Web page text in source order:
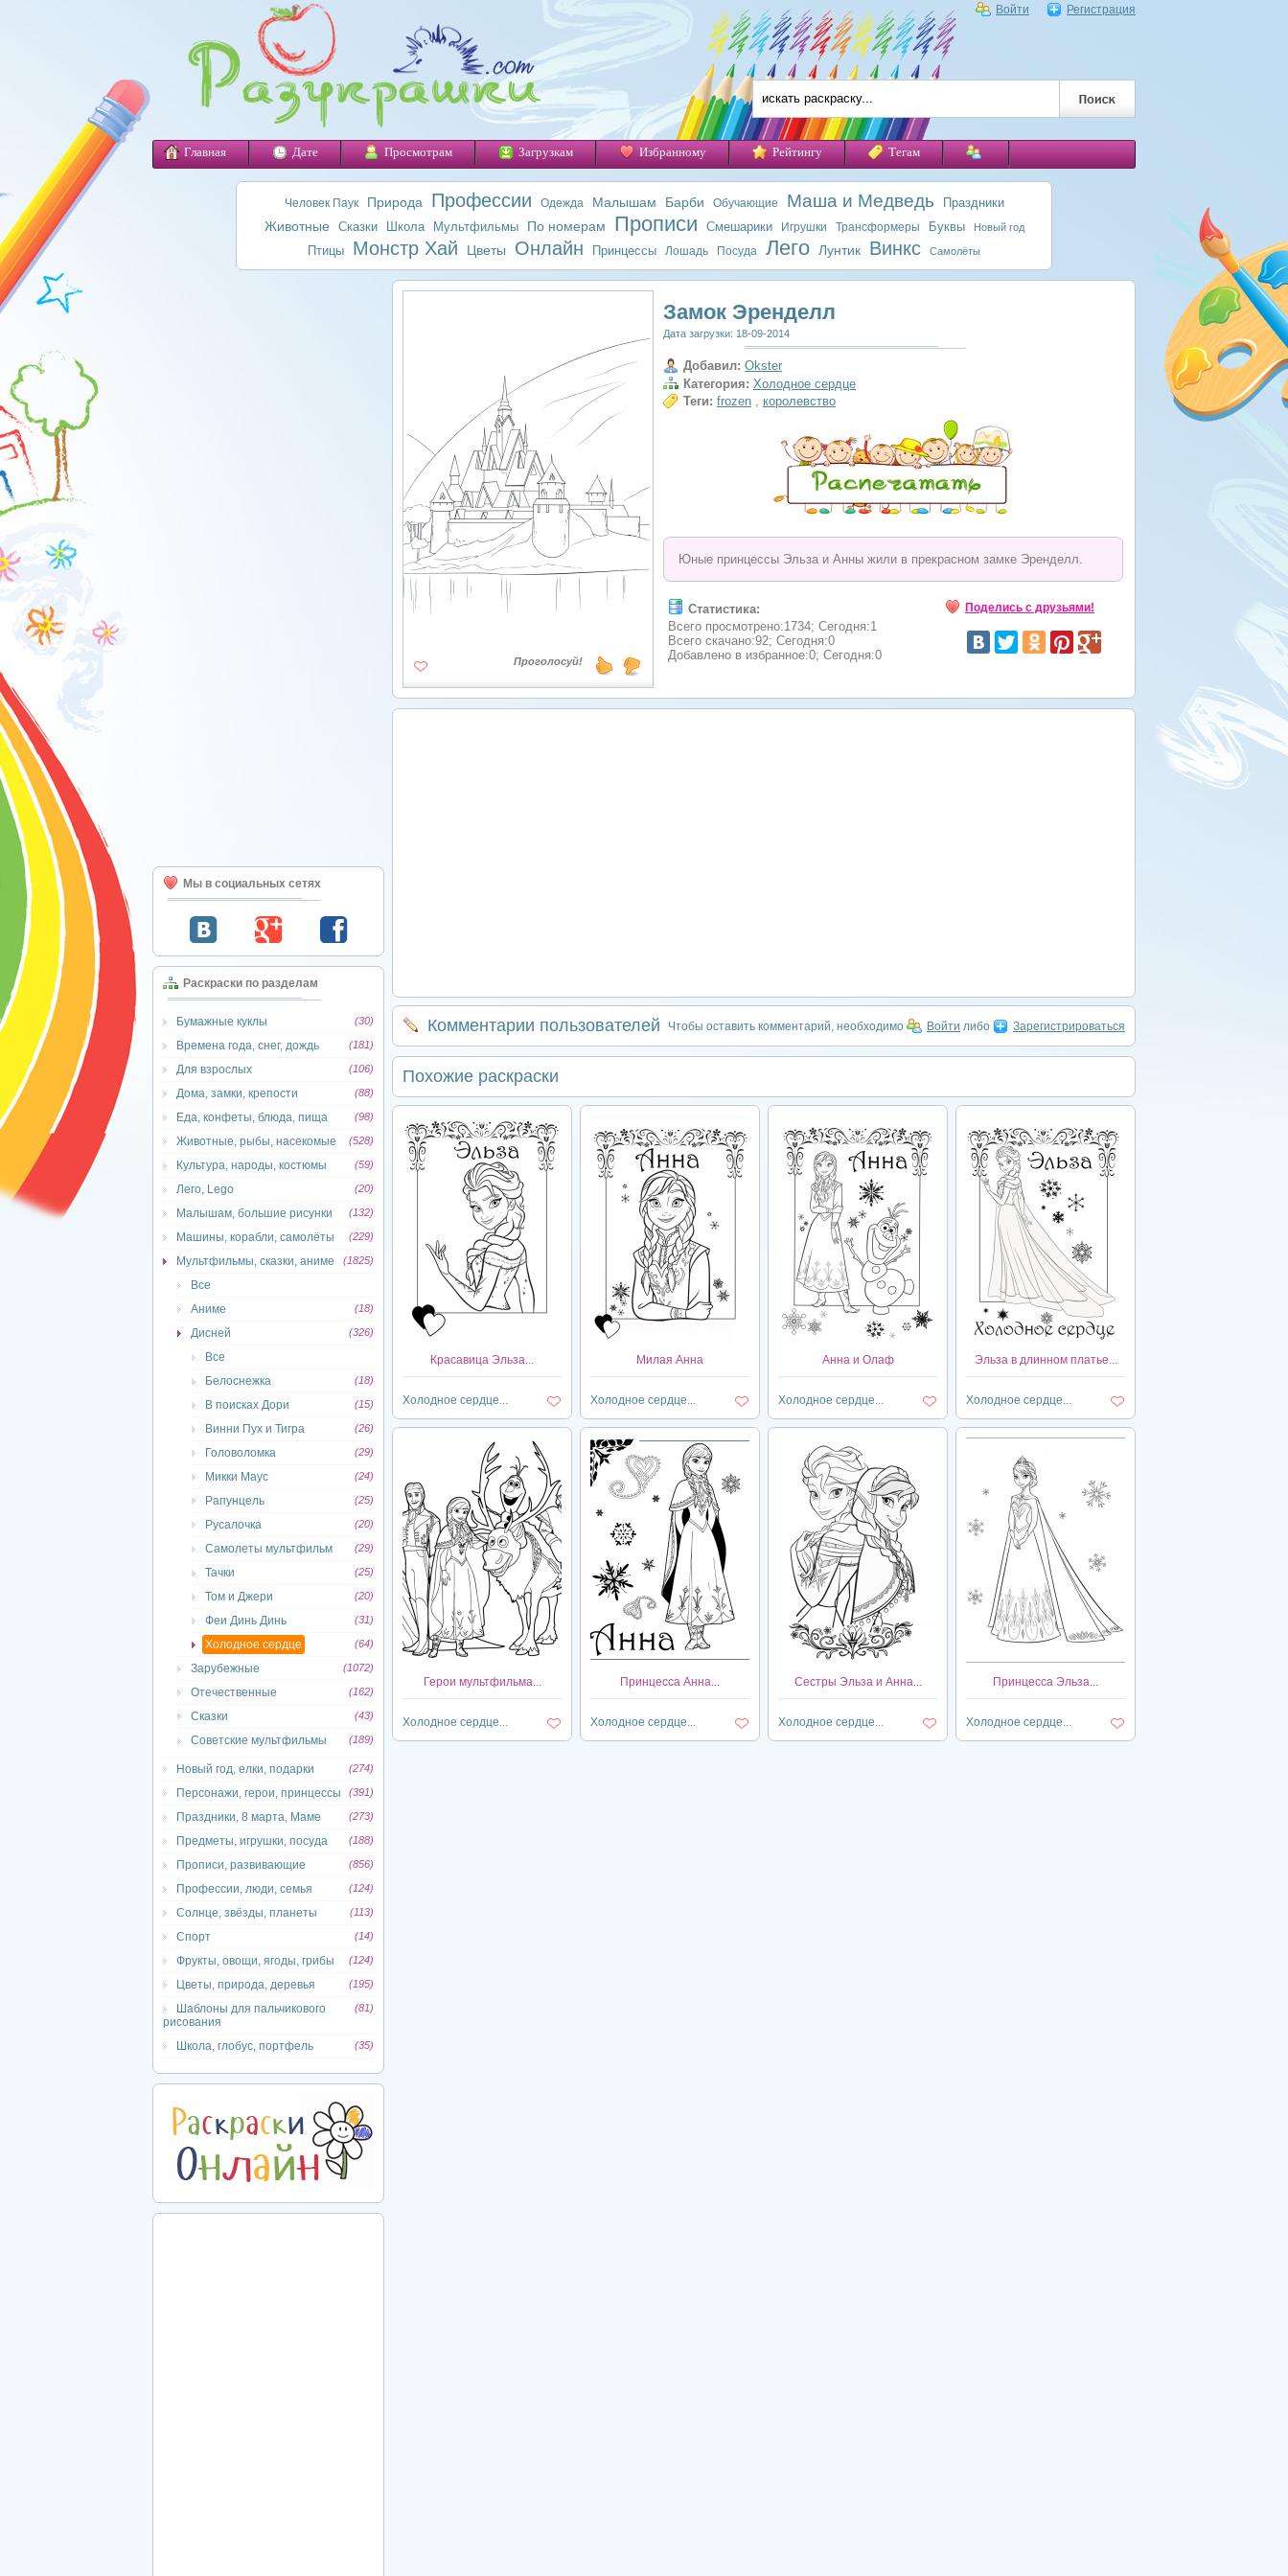
Войти Регистрация
Главная Дате Просмотрам Загрузкам Избранному Рейтингу Тегам
Человек Паук Природа Профессии Одежда Малышам Барби Обучающие Маша и Медведь Праздники
Животные Сказки Школа Мультфильмы По номерам Прописи Смешарики Игрушки Трансформеры Буквы Новый год
Птицы Монстр Хай Цветы Онлайн Принцессы Лошадь Посуда Лего Лунтик Винкс Самолёты
Мы в социальных сетях
Раскраски по разделам
Бумажные куклы (30)
Времена года, снег, дождь (181)
Для взрослых (106)
Дома, замки, крепости (88)
Еда, конфеты, блюда, пища (98)
Животные, рыбы, насекомые (528)
Культура, народы, костюмы (59)
Лего, Lego (20)
Малышам, большие рисунки (132)
Машины, корабли, самолёты (229)
Мультфильмы, сказки, аниме (1825)
Все
Аниме
(18)
Дисней (326)
Все
Белоснежка
(18)
В поисках Дори (15)
Винни Пух и Тигра (26)
Головоломка (29)
Микки Маус (24)
Рапунцель (25)
Русалочка (20)
Самолеты мультфильм (29)
Тачки (25)
Том и Джери (20)
Феи Динь Динь (31)
Холодное сердце (64)
Зарубежные (1072)
Отечественные (162)
Сказки (43)
Советские мультфильмы (189)
Новый год, елки, подарки (274)
Персонажи, герои, принцессы (391)
Праздники, 8 марта, Маме (273)
Предметы, игрушки, посуда (188)
Прописи, развивающие (856)
Профессии, люди, семья (124)
Солнце, звёзды, планеты (113)
Спорт (14)
Фрукты, овощи, ягоды, грибы (124)
Цветы, природа, деревья (195)
Шаблоны для пальчикового
рисования
(81)
Школа, глобус, портфель (35)
Проголосуй!
Замок Эренделл
Дата загрузки: 18-09-2014
Добавил: Okster
Категория: Холодное сердце
Теги: frozen , королевство
Юные принцессы Эльза и Анны жили в прекрасном замке Эренделл.
Статистика:
Всего просмотрено:1734; Сегодня:1
Всего скачано:92; Сегодня:0
Добавлено в избранное:0; Сегодня:0
Поделись с друзьями!
Комментарии пользователей Чтобы оставить комментарий, необходимо Войти либо Зарегистрироваться
Похожие раскраски
Красавица Эльза...
Холодное сердце...
Милая Анна
Холодное сердце...
Анна и Олаф
Холодное сердце...
Эльза в длинном платье...
Холодное сердце...
Герои мультфильма...
Холодное сердце...
Принцесса Анна...
Холодное сердце...
Сестры Эльза и Анна...
Холодное сердце...
Принцесса Эльза...
Холодное сердце...